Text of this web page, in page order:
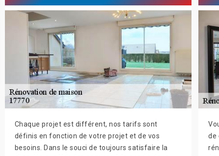
Chaque projet est différent, nos tarifs sont
définis en fonction de votre projet et de vos
besoins. Dans le souci de toujours satisfaire la
de